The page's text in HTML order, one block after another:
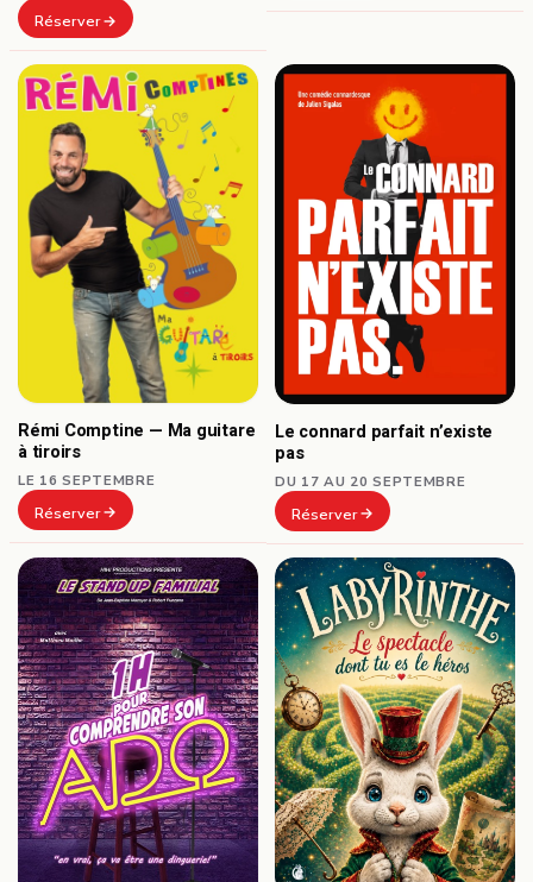
Réserver
Rémi Comptine — Ma guitare
à tiroirs
LE 16 SEPTEMBRE
Réserver
Le connard parfait n’existe
pas
DU 17 AU 20 SEPTEMBRE
Réserver